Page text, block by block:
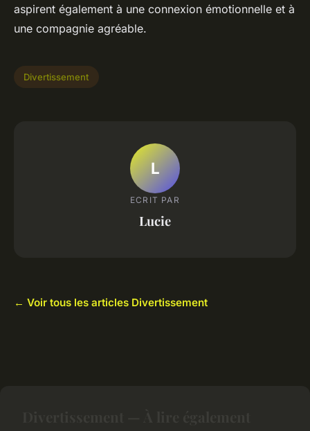
aspirent également à une connexion émotionnelle et à
une compagnie agréable.
Divertissement
L
ECRIT PAR
Lucie
← Voir tous les articles Divertissement